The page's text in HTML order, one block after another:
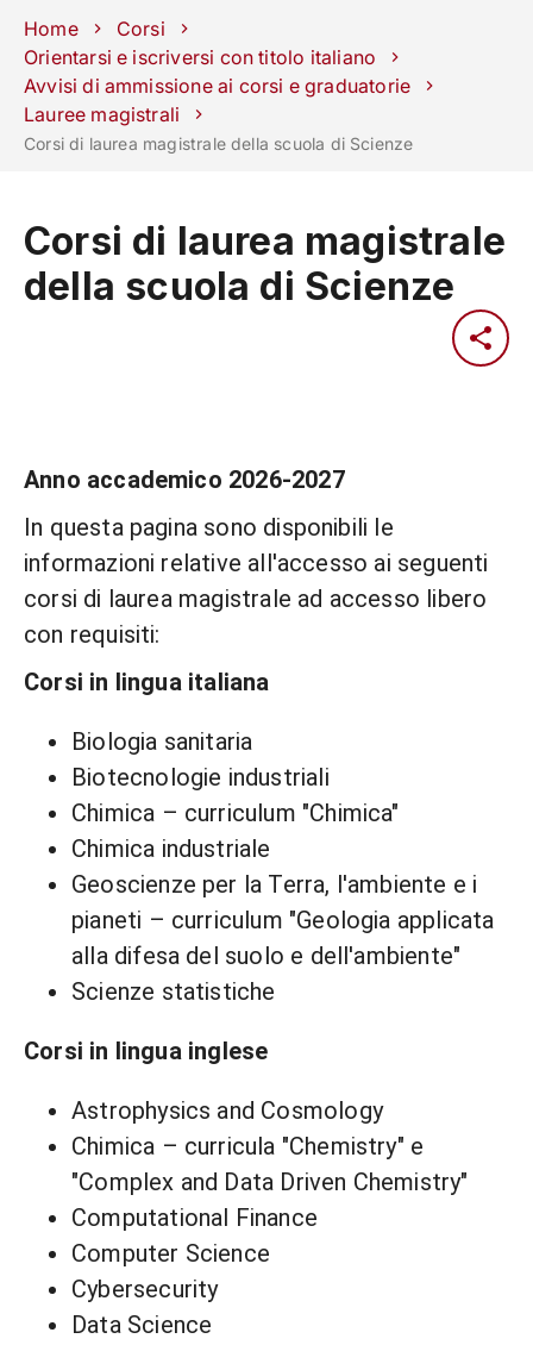
Scuole Dipartimenti
Unipd
stampa
phone mail search IT
IMPRESE E IMPATTO
Home
Corsi
Orientarsi e iscriversi con titolo italiano
Avvisi di ammissione ai corsi e graduatorie
Lauree magistrali
Corsi di laurea magistrale della scuola di Scienze
Corsi di laurea magistrale
della scuola di Scienze
Anno accademico 2026-2027
In questa pagina sono disponibili le
informazioni relative all'accesso ai seguenti
corsi di laurea magistrale ad accesso libero
con requisiti:
Corsi in lingua italiana
Biologia sanitaria
Biotecnologie industriali
Chimica – curriculum "Chimica"
Chimica industriale
Geoscienze per la Terra, l'ambiente e i
pianeti – curriculum "Geologia applicata
alla difesa del suolo e dell'ambiente"
Scienze statistiche
Corsi in lingua inglese
Astrophysics and Cosmology
Chimica – curricula "Chemistry" e
"Complex and Data Driven Chemistry"
Computational Finance
Computer Science
Cybersecurity
Data Science